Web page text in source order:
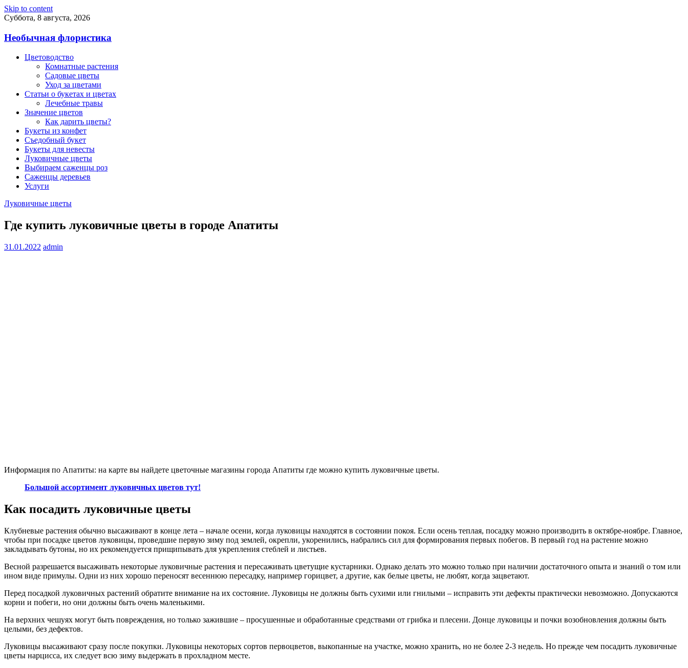
Skip to content
Суббота, 8 августа, 2026
Необычная флористика
Цветоводство
Комнатные растения
Садовые цветы
Уход за цветами
Статьи о букетах и цветах
Лечебные травы
Значение цветов
Как дарить цветы?
Букеты из конфет
Съедобный букет
Букеты для невесты
Луковичные цветы
Выбираем саженцы роз
Саженцы деревьев
Услуги
Луковичные цветы
Где купить луковичные цветы в городе Апатиты
31.01.2022 admin
Информация по Апатиты: на карте вы найдете цветочные магазины города Апатиты где можно купить луковичные цветы.
Большой ассортимент луковичных цветов тут!
Как посадить луковичные цветы
Клубневые растения обычно высаживают в конце лета – начале осени, когда луковицы находятся в состоянии покоя. Если осень теплая, посадку можно производить в октябре-ноябре. Главное,
чтобы при посадке цветов луковицы, проведшие первую зиму под землей, окрепли, укоренились, набрались сил для формирования первых побегов. В первый год на растение можно
закладывать бутоны, но их рекомендуется прищипывать для укрепления стеблей и листьев.
Весной разрешается высаживать некоторые луковичные растения и пересаживать цветущие кустарники. Однако делать это можно только при наличии достаточного опыта и знаний о том или
ином виде примулы. Одни из них хорошо переносят весеннюю пересадку, например горицвет, а другие, как белые цветы, не любят, когда зацветают.
Перед посадкой луковичных растений обратите внимание на их состояние. Луковицы не должны быть сухими или гнилыми – исправить эти дефекты практически невозможно. Допускаются
корни и побеги, но они должны быть очень маленькими.
На верхних чешуях могут быть повреждения, но только зажившие – просушенные и обработанные средствами от грибка и плесени. Донце луковицы и почки возобновления должны быть
целыми, без дефектов.
Луковицы высаживают сразу после покупки. Луковицы некоторых сортов первоцветов, выкопанные на участке, можно хранить, но не более 2-3 недель. Но прежде чем посадить луковичные
цветы нарцисса, их следует всю зиму выдержать в прохладном месте.